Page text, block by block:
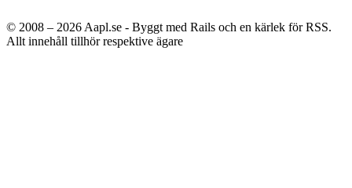
© 2008 – 2026 Aapl.se - Byggt med Rails och en kärlek för RSS.
Allt innehåll tillhör respektive ägare